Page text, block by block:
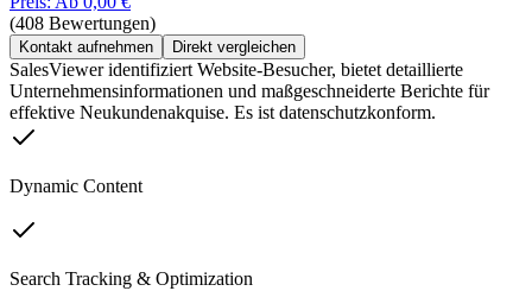
(408 Bewertungen)
Kontakt aufnehmen Direkt vergleichen
SalesViewer identifiziert Website-Besucher, bietet detaillierte
Unternehmensinformationen und maßgeschneiderte Berichte für
effektive Neukundenakquise. Es ist datenschutzkonform.
Dynamic Content
Search Tracking & Optimization